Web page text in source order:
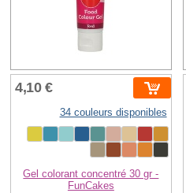
4,10 €
34 couleurs disponibles
Gel colorant concentré 30 gr -
FunCakes